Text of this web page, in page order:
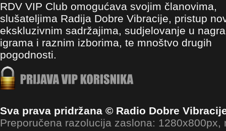
RDV VIP Club omogućava svojim članovima,
slušateljima Radija Dobre Vibracije, pristup
ekskluzivnim sadržajima, sudjelovanje u
igrama i raznim izborima, te mnoštvo drugih
pogodnosti.
Sva prava pridržana © Radio Dobre
Preporučena razolucija zaslona: 1280x800px,